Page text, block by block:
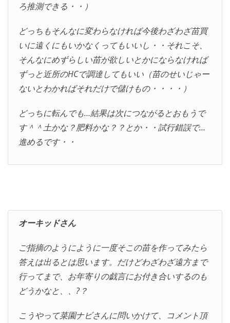
ろ推測できる・・）
どっちもそんなに変わらなければ今後わざわざ苗買
いに遠くにもいかなくってもいいし・・それこそ、
そんなにめずらしい苗が欲しいとかにならなければ
ずっと近所のHCで調達してもいい（苗のせいじゃー
ないとわかればそれだけで儲けもの・・・・）
どっちに転んでも…結果は次につながるとおもうで
す＾＾土かな？肥料かな？？とか・・試行錯誤で…
進めるです・・
オーキッドさん
ご指摘のようにように一度そこの苗を作ってみたら
答えは出るとは思います。だけどわざわざ遠方まで
行ってまで、お年寄りの戯言にお付き合いするのも
どうかなと、、?？
こうやって菜園ナビさんに問いかけて、コメント頂